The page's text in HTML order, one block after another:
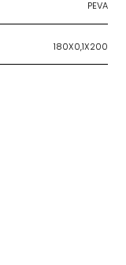
PEVA
180X0,1X200